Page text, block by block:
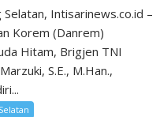
Selatan, Intisarinews.co.id –
Korem (Danrem)
Hitam, Brigjen TNI
S.E., M.Han.,